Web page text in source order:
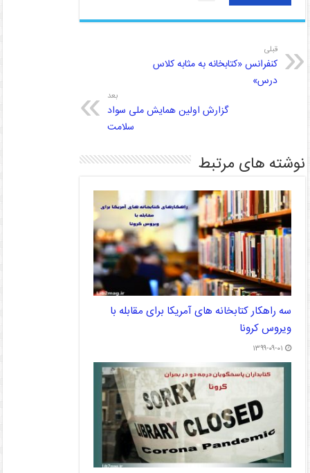
قبلی
کنفرانس «کتابخانه به مثابه کلاس
درس»
بعد
گزارش اولین همایش ملی سواد
سلامت
نوشته های مرتبط
سه راهکار کتابخانه های آمریکا برای مقابله با
ویروس کرونا
۱۳۹۹-۰۹-۰۱